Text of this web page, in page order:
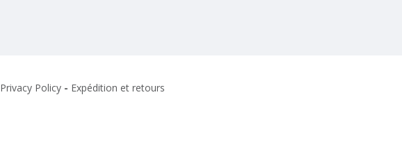
Privacy Policy- Expédition et retours